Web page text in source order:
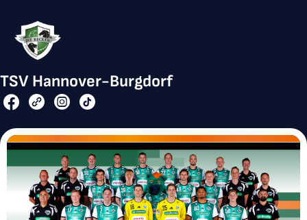
TSV Hannover-Burgdorf